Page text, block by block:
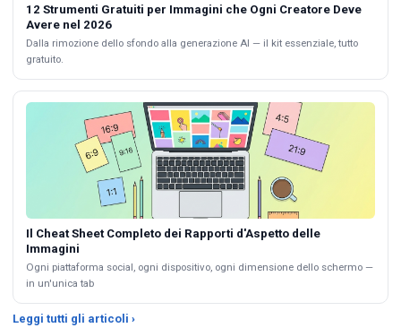
12 Strumenti Gratuiti per Immagini che Ogni Creatore Deve
Avere nel 2026
Dalla rimozione dello sfondo alla generazione AI — il kit essenziale, tutto
gratuito.
Il Cheat Sheet Completo dei Rapporti d'Aspetto delle
Immagini
Ogni piattaforma social, ogni dispositivo, ogni dimensione dello schermo —
in un'unica tab
Leggi tutti gli articoli ›